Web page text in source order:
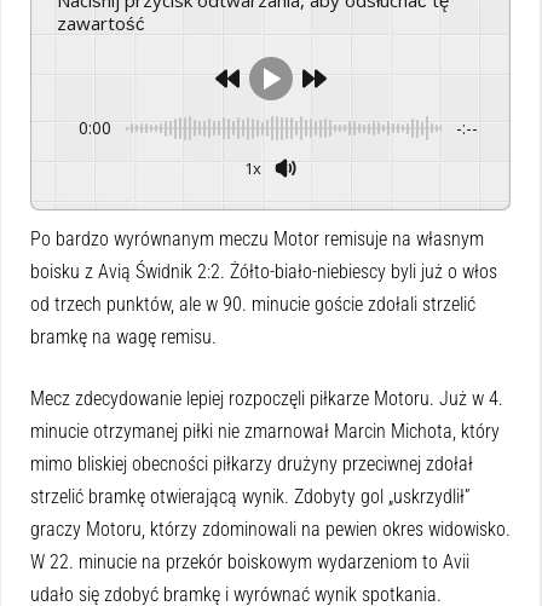
zawartość
0:00 -:--
1x
Po bardzo wyrównanym meczu Motor remisuje na własnym
boisku z Avią Świdnik 2:2. Żółto-biało-niebiescy byli już o włos
od trzech punktów, ale w 90. minucie goście zdołali strzelić
bramkę na wagę remisu.
Mecz zdecydowanie lepiej rozpoczęli piłkarze Motoru. Już w 4.
minucie otrzymanej piłki nie zmarnował Marcin Michota, który
mimo bliskiej obecności piłkarzy drużyny przeciwnej zdołał
strzelić bramkę otwierającą wynik. Zdobyty gol „uskrzydlił”
graczy Motoru, którzy zdominowali na pewien okres widowisko.
W 22. minucie na przekór boiskowym wydarzeniom to Avii
udało się zdobyć bramkę i wyrównać wynik spotkania.